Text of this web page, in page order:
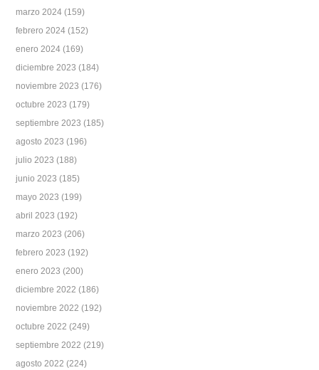
marzo 2024 (159)
febrero 2024 (152)
enero 2024 (169)
diciembre 2023 (184)
noviembre 2023 (176)
octubre 2023 (179)
septiembre 2023 (185)
agosto 2023 (196)
julio 2023 (188)
junio 2023 (185)
mayo 2023 (199)
abril 2023 (192)
marzo 2023 (206)
febrero 2023 (192)
enero 2023 (200)
diciembre 2022 (186)
noviembre 2022 (192)
octubre 2022 (249)
septiembre 2022 (219)
agosto 2022 (224)